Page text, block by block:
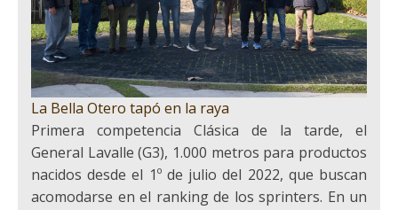
La Bella Otero tapó en la raya
Primera competencia Clásica de la tarde, el
General Lavalle (G3), 1.000 metros para productos
nacidos desde el 1º de julio del 2022, que buscan
acomodarse en el ranking de los sprinters. En un